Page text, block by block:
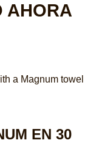
AHORA
EN 30